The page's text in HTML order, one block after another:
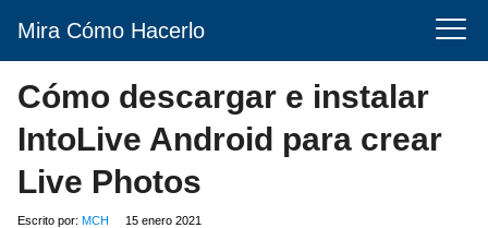
Mira Cómo Hacerlo
Cómo descargar e instalar
IntoLive Android para crear
Live Photos
Escrito por: MCH 15 enero 2021